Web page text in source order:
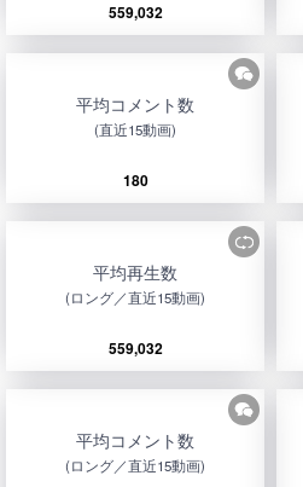
559,032
平均コメント数
(直近15動画)
180
平均再生数
(ロング／直近15動画)
559,032
平均コメント数
(ロング／直近15動画)